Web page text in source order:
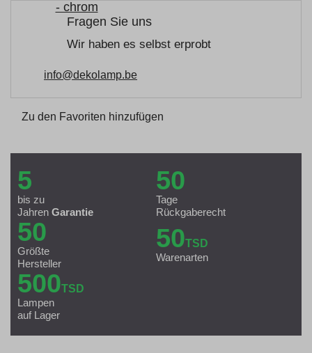
Fragen Sie uns
Wir haben es selbst erprobt
info@dekolamp.be
Zu den Favoriten hinzufügen
5
bis zu
Jahren Garantie
50
Tage
Rückgaberecht
50
Größte
Hersteller
50TSD
Warenarten
500TSD
Lampen
auf Lager